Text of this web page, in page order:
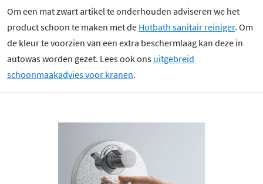
Om een mat zwart artikel te onderhouden adviseren we het
product schoon te maken met de Hotbath sanitair reiniger. Om
de kleur te voorzien van een extra beschermlaag kan deze in
autowas worden gezet. Lees ook ons uitgebreid
schoonmaakadvies voor kranen.